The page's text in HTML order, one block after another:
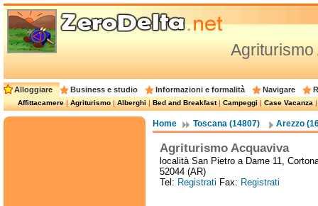
Alloggiare Business e studio Informazioni e formalità Navigare
Affittacamere|Agriturismo|Alberghi|Bed and Breakfast|Campeggi|Case Vacanza
Home Toscana (14807) Arezzo
Agriturismo Acquaviva
località San Pietro a Dame 11,
52044 (AR)
Tel: Registrati Fax: Registrati